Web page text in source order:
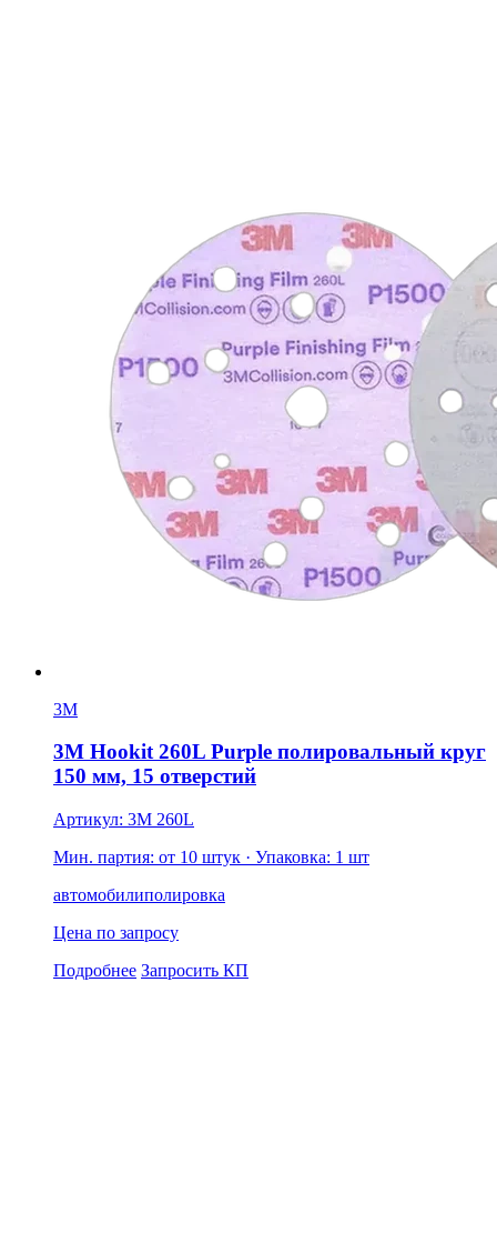
3M
3M Hookit 260L Purple полировальный круг
150 мм, 15 отверстий
Артикул: 3M 260L
Мин. партия: от 10 штук · Упаковка: 1 шт
автомобилиполировка
Цена по запросу
Подробнее Запросить КП